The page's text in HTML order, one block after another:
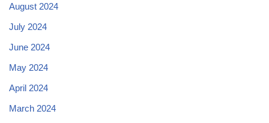
August 2024
July 2024
June 2024
May 2024
April 2024
March 2024